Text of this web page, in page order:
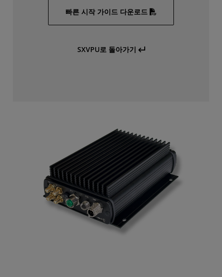
빠른 시작 가이드 다운로드
SXVPU로 돌아가기